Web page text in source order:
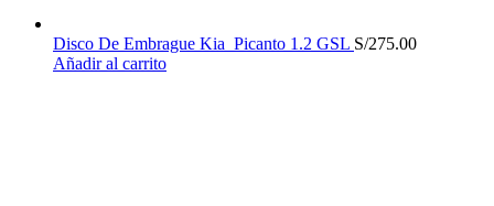
Disco De Embrague Kia Picanto 1.2 GSL S/275.00
Añadir al carrito